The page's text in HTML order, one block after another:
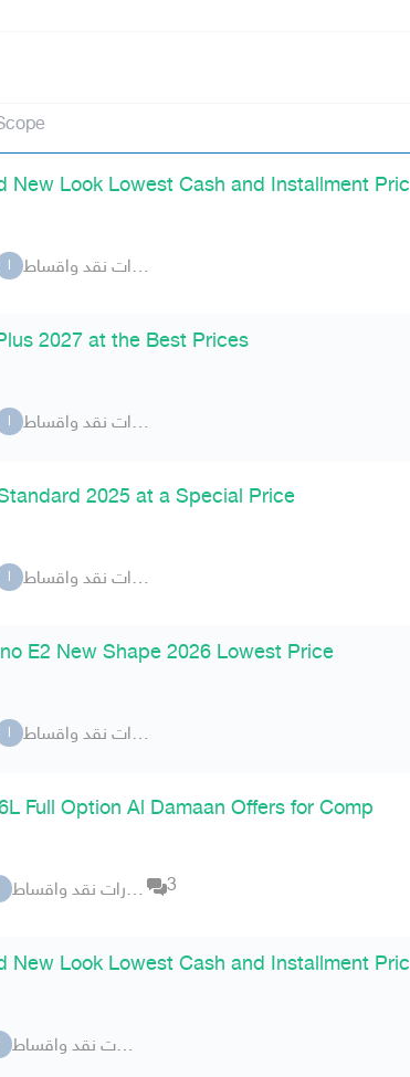
New Look Lowest Cash and Installment Pric
ا الزهار للسيارات نقد واقساط
2027 at the Best Prices
ا الزهار للسيارات نقد واقساط
2025 at a Special Price
ا الزهار للسيارات نقد واقساط
E2 New Shape 2026 Lowest Price
ا الزهار للسيارات نقد واقساط
Full Option Al Damaan Offers for Comp
الزهار للسيارات نقد واقساط 3
New Look Lowest Cash and Installment Pric
الزهار للسيارات نقد واقساط